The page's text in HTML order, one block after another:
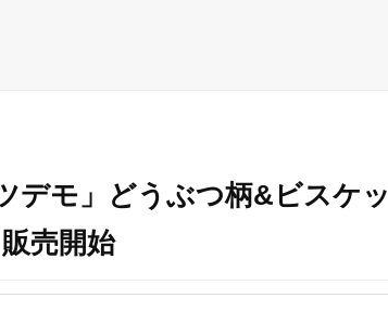
デモ」どうぶつ柄&ビスケッ
売開始